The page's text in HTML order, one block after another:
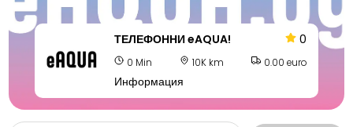
ТЕЛЕФОННИ eAQUA! 0
0 Min 10K km 0.00 euro
Информация